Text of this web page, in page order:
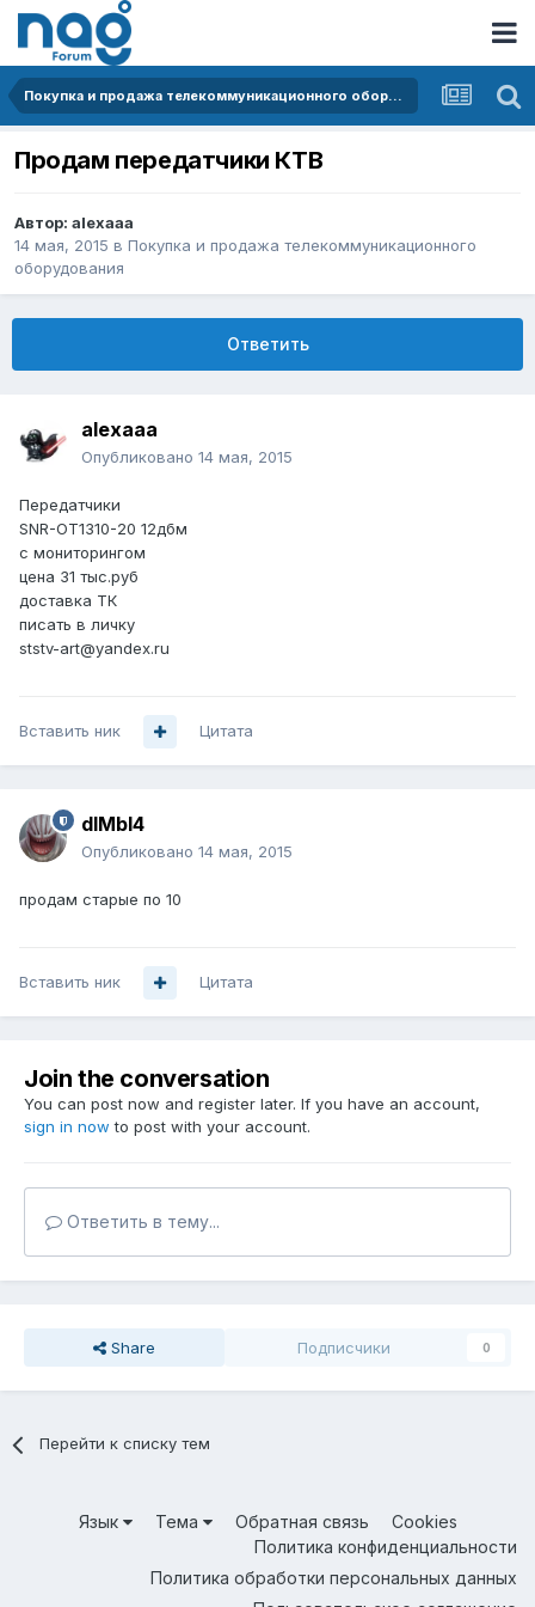
Покупка и продажа телекоммуникационного оборудования
Продам передатчики КТВ
Автор: alexaaa
14 мая, 2015 в Покупка и продажа телекоммуникационного
оборудования
Ответить
alexaaa
Опубликовано 14 мая, 2015
Передатчики
SNR-OT1310-20 12дбм
с мониторингом
цена 31 тыс.руб
доставка ТК
писать в личку
ststv-art@yandex.ru
Вставить ник Цитата
dIMbI4
Опубликовано 14 мая, 2015
продам старые по 10
Вставить ник Цитата
Join the conversation
You can post now and register later. If you have an account,
sign in now to post with your account.
Ответить в тему...
Share Подписчики 0
Перейти к списку тем
Язык Тема Обратная связь
Cookies
Политика конфиденциальности
Политика обработки персональных данных